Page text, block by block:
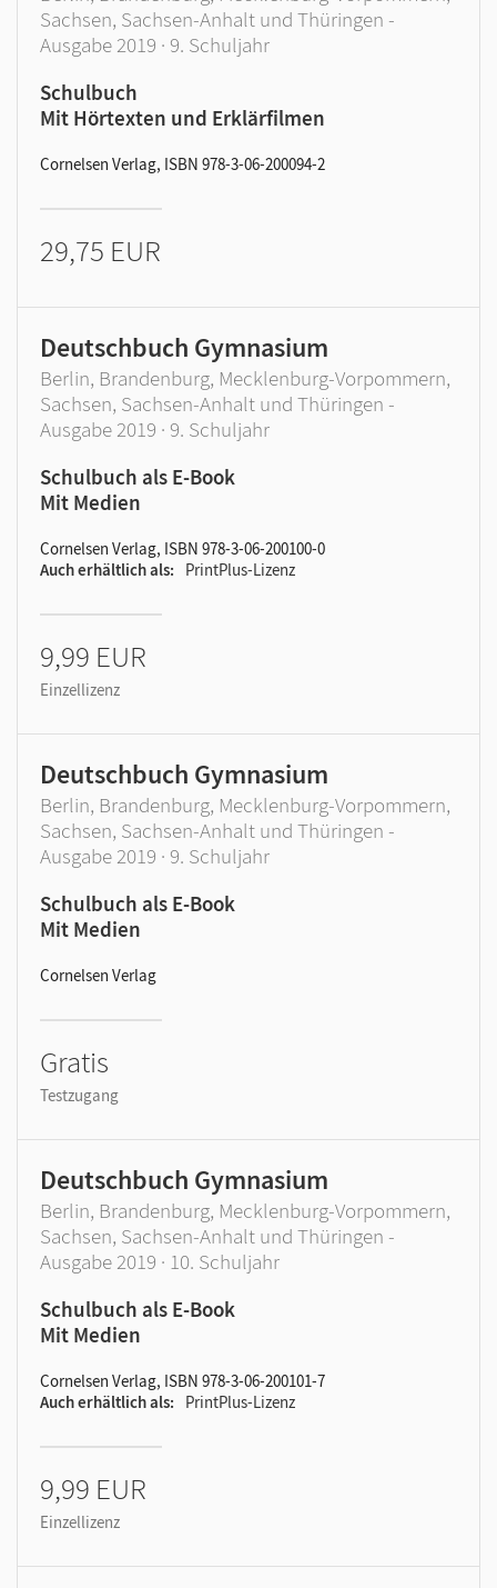
Sachsen, Sachsen-Anhalt und Thüringen -
Ausgabe 2019 · 9. Schuljahr
Schulbuch
Mit Hörtexten und Erklärfilmen
Cornelsen Verlag, ISBN 978-3-06-200094-2
29,75 EUR
Deutschbuch Gymnasium
Berlin, Brandenburg, Mecklenburg-Vorpommern,
Sachsen, Sachsen-Anhalt und Thüringen -
Ausgabe 2019 · 9. Schuljahr
Schulbuch als E-Book
Mit Medien
Cornelsen Verlag, ISBN 978-3-06-200100-0
Auch erhältlich als
PrintPlus-Lizenz
9,99 EUR
Einzellizenz
Deutschbuch Gymnasium
Berlin, Brandenburg, Mecklenburg-Vorpommern,
Sachsen, Sachsen-Anhalt und Thüringen -
Ausgabe 2019 · 9. Schuljahr
Schulbuch als E-Book
Mit Medien
Cornelsen Verlag
Gratis
Testzugang
Deutschbuch Gymnasium
Berlin, Brandenburg, Mecklenburg-Vorpommern,
Sachsen, Sachsen-Anhalt und Thüringen -
Ausgabe 2019 · 10. Schuljahr
Schulbuch als E-Book
Mit Medien
Cornelsen Verlag, ISBN 978-3-06-200101-7
Auch erhältlich als
PrintPlus-Lizenz
9,99 EUR
Einzellizenz